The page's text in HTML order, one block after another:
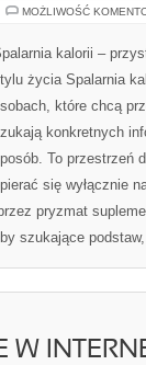
MOŻLIWOŚĆ
kalorii –
życia Spalarnia
które chcą
konkretnych
To przestrzeń
się wyłącznie
pryzmat
szukające
W